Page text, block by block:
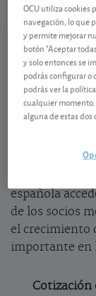
Entrada al
Báltico
Los parques
sueca están
podrían
2029. La
española
de los socios
el crecimiento
importante en
Cotización
OCU utiliza cookies
navegación, lo que
y permite mejorar
botón "Aceptar
y solo entonces se
podrás configurar o
podrás ver la
cualquier
alguna de estas dos